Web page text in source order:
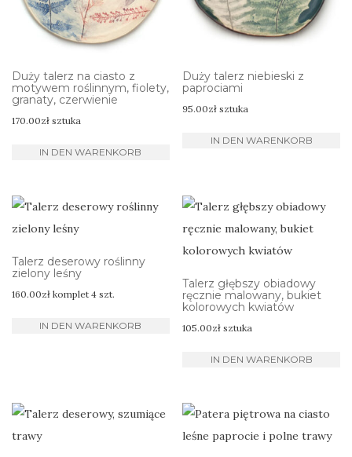
Duży talerz na ciasto z
motywem roślinnym, fiolety,
granaty, czerwienie
170.00zł sztuka
IN DEN WARENKORB
Duży talerz niebieski z
paprociami
95.00zł sztuka
IN DEN WARENKORB
Talerz deserowy roślinny
zielony leśny
160.00zł komplet 4 szt.
IN DEN WARENKORB
Talerz głębszy obiadowy
ręcznie malowany, bukiet
kolorowych kwiatów
105.00zł sztuka
IN DEN WARENKORB